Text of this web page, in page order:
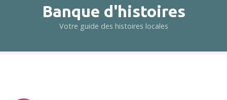
e
Banque d'histoires
Votre guide des histoires locales